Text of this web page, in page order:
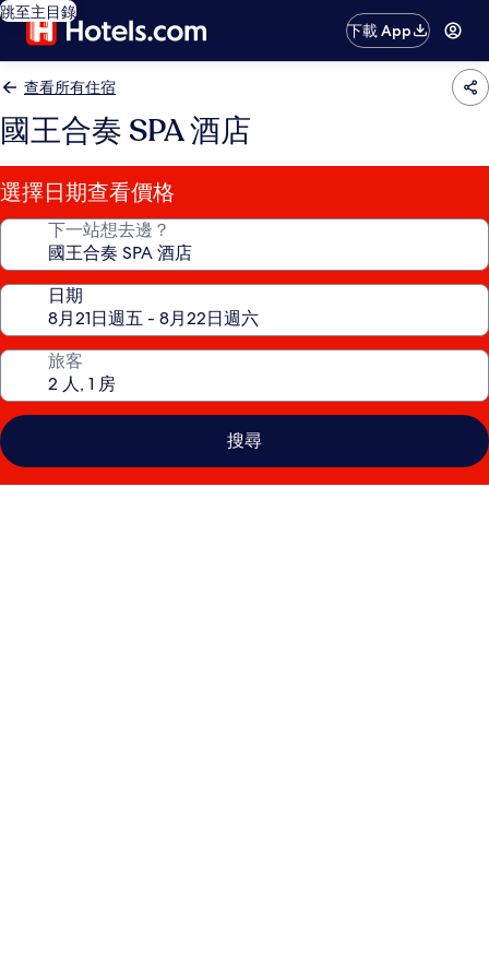
跳至主目錄
下載 App
查看所有住宿
國王合奏 SPA 酒店
選擇日期查看價格
下一站想去邊？
日期
旅客
搜尋